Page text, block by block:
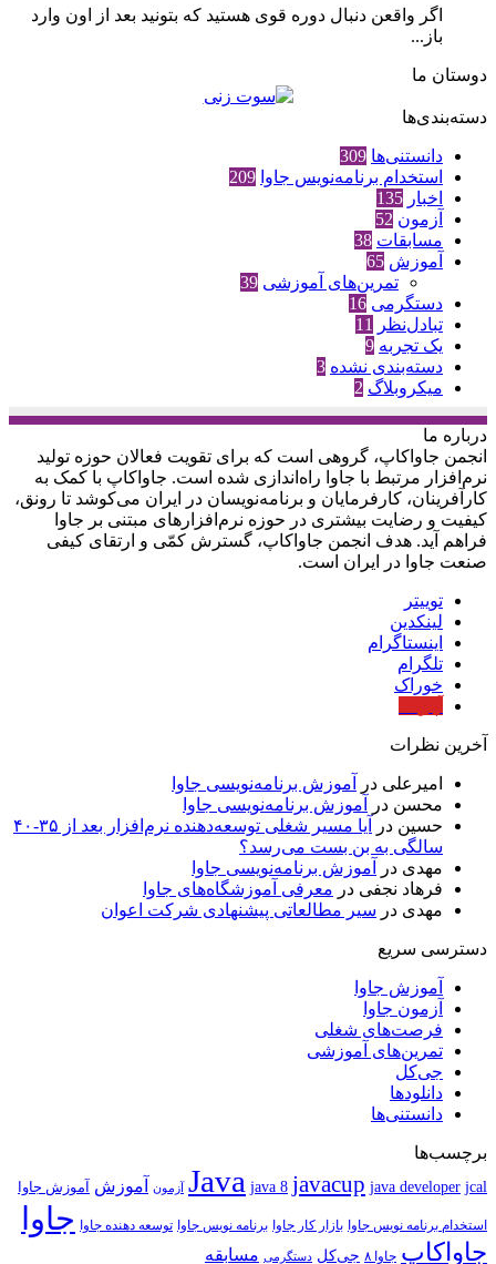
اگر واقعن دنبال دوره قوی هستید که بتونید بعد از اون وارد
باز...
دوستان ما
دسته‌بندی‌ها
دانستنی‌ها 309
استخدام برنامه‌نویس جاوا 209
اخبار 135
آزمون 52
مسابقات 38
آموزش 65
تمرین‌های آموزشی 39
دستگرمی 16
تبادل‌نظر
11
یک تجربه 9
دسته‌بندی نشده 3
میکروبلاگ 2
درباره‌ ما
انجمن جاواکاپ، گروهی است که برای تقویت فعالان حوزه‌ تولید
نرم‌افزار مرتبط با جاوا راه‌اندازی شده است. جاواکاپ با کمک به
کارآفرینان، کارفرمایان و برنامه‌نویسان در ایران می‌کوشد تا رونق،
کیفیت و رضایت بیشتری در حوزه‌ نرم‌افزارهای مبتنی بر جاوا
فراهم آید. هدف انجمن جاواکاپ، گسترش کمّی و ارتقای کیفی
صنعت جاوا در ایران است.
توییتر
لینکدین
اینستاگرام
تلگرام
خوراک
آخرین نظرات
امیرعلی در
آموزش برنامه‌نویسی جاوا
محسن در
آموزش برنامه‌نویسی جاوا
حسین در
آیا مسیر شغلی توسعه‌دهنده نرم‌افزار بعد از ۳۵-۴۰
سالگی به بن بست می‌رسد؟
مهدی در
آموزش برنامه‌نویسی جاوا
فرهاد نجفی در معرفی آموزشگاه‌های جاوا
مهدی در سیر مطالعاتی پیشنهادی شرکت اعوان
دسترسی سریع
آموزش جاوا
آزمون جاوا
فرصت‌های شغلی
تمرین‌های آموزشی
جی‌کل
دانلودها
دانستنی‌ها
برچسب‌ها
Java java 8 javacup java developer jcal آزمون آموزش آموزش جاوا
استخدام برنامه نویس جاوا بازار کار جاوا برنامه نویس جاوا توسعه دهنده جاوا جاوا
جاواکاپ جاوا ۸ جی‌کل دستگرمی مسابقه